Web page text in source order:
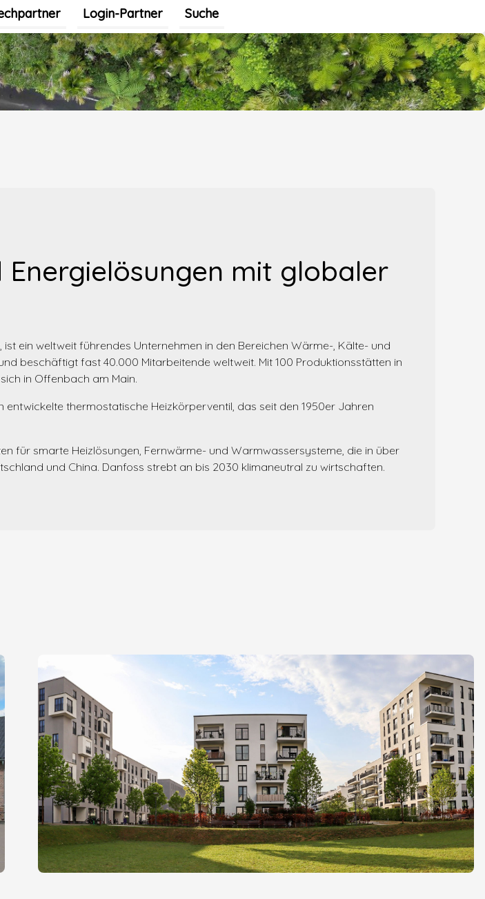
für Leistungen umschalten
Login-Partner Suche
mit globaler
ein weltweit führendes Unternehmen in den Bereichen Wärme-, Kälte- und
beschäftigt fast 40.000 Mitarbeitende weltweit. Mit 100 Produktionsstätten in
in Offenbach am Main.
thermostatische Heizkörperventil, das seit den 1950er Jahren
für smarte Heizlösungen, Fernwärme- und Warmwassersysteme, die in über
und China. Danfoss strebt an bis 2030 klimaneutral zu wirtschaften.